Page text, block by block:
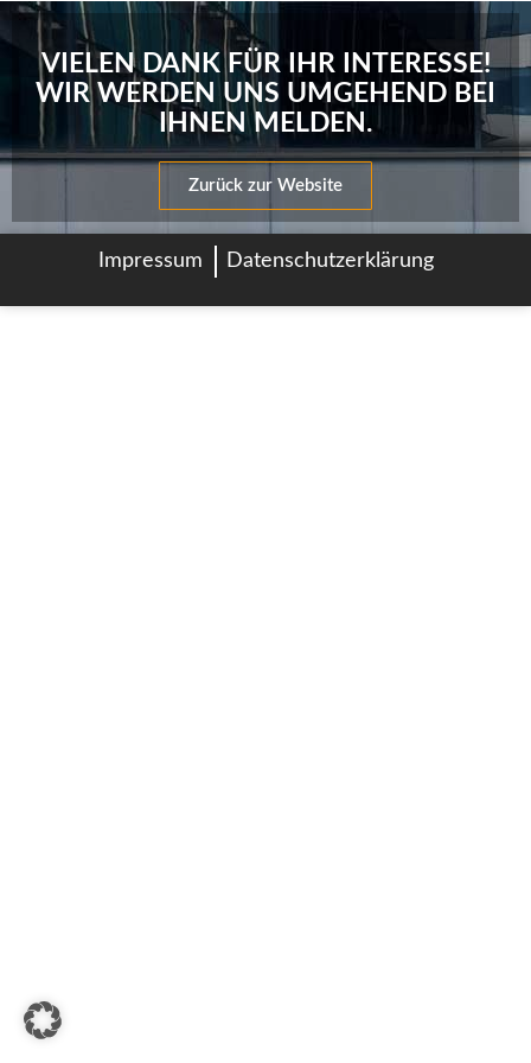
VIELEN DANK FÜR IHR INTERESSE!
WIR WERDEN UNS UMGEHEND BEI
IHNEN MELDEN.
Zurück zur Website
Impressum Datenschutzerklärung